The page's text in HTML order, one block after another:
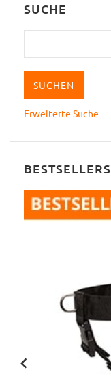
SUCHE
Erweiterte Suche
BESTSELLERS